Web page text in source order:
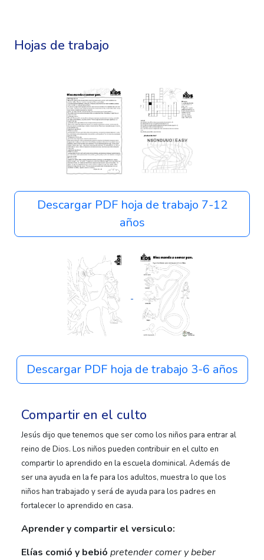
Hojas de trabajo
Descargar PDF hoja de trabajo 7-12
años
Descargar PDF hoja de trabajo 3-6 años
Compartir en el culto
Jesús dijo que tenemos que ser como los niños para entrar al
reino de Dios. Los niños pueden contribuir en el culto en
compartir lo aprendido en la escuela dominical. Además de
ser una ayuda en la fe para los adultos, muestra lo que los
niños han trabajado y será de ayuda para los padres en
fortalecer lo aprendido en casa.
Aprender y compartir el versiculo:
Elías comió y bebió pretender comer y beber